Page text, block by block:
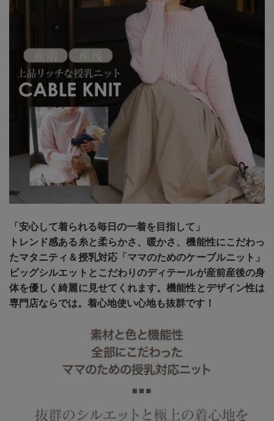
「安心して着られる毎日の一着を目指して」
トレンド感ある糸と柔らかさ、暖かさ、機能性にこだわっ
たマタニティ＆授乳対応「ママのためのケーブルニット」
ビッグシルエットとこだわりのディテールが産前産後の身
体を優しく綺麗に見せてくれます。機能性とデザイン性は
専門店ならでは。着心地使い心地も抜群です！